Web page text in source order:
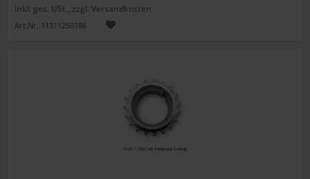
inkl. ges. USt., zzgl. Versandkosten
Art.Nr. 11311250186